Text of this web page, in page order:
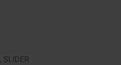
, SLIDER